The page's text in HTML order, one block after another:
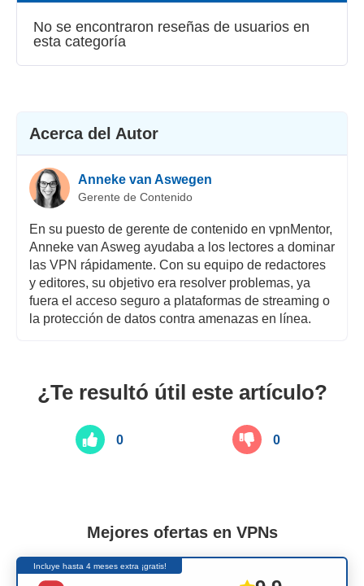
Velocidad
No se encontraron reseñas de usuarios en
esta categoría
Acerca del Autor
Anneke van Aswegen
Gerente de Contenido
En su puesto de gerente de contenido en vpnMentor,
Anneke van Asweg ayudaba a los lectores a dominar
las VPN rápidamente. Con su equipo de redactores
y editores, su objetivo era resolver problemas, ya
fuera el acceso seguro a plataformas de streaming o
la protección de datos contra amenazas en línea.
¿Te resultó útil este artículo?
0 0
Mejores ofertas en VPNs
Incluye hasta 4 meses extra ¡gratis!